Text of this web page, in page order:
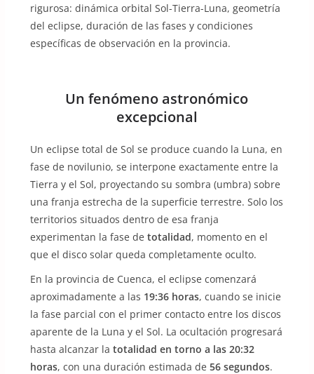
rigurosa: dinámica orbital Sol-Tierra-Luna, geometría
del eclipse, duración de las fases y condiciones
específicas de observación en la provincia.
Un fenómeno astronómico
excepcional
Un eclipse total de Sol se produce cuando la Luna, en
fase de novilunio, se interpone exactamente entre la
Tierra y el Sol, proyectando su sombra (umbra) sobre
una franja estrecha de la superficie terrestre. Solo los
territorios situados dentro de esa franja
experimentan la fase de totalidad, momento en el
que el disco solar queda completamente oculto.
En la provincia de Cuenca, el eclipse comenzará
aproximadamente a las 19:36 horas, cuando se inicie
la fase parcial con el primer contacto entre los discos
aparente de la Luna y el Sol. La ocultación progresará
hasta alcanzar la totalidad en torno a las 20:32
horas, con una duración estimada de 56 segundos.